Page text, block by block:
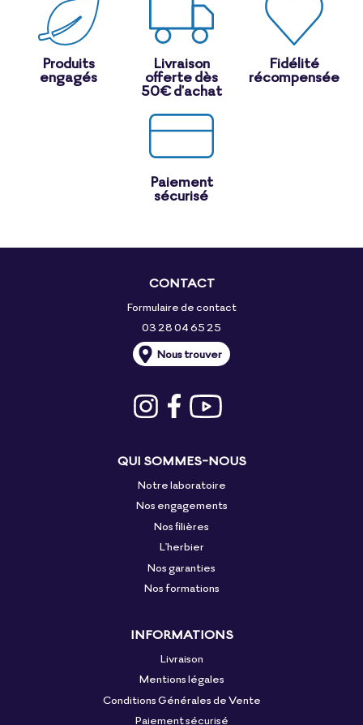
Produits
engagés
Livraison
offerte dès
50€ d'achat
Fidélité
récompensée
Paiement
sécurisé
CONTACT
Formulaire de contact
03 28 04 65 25
Nous trouver
QUI SOMMES-NOUS
Notre laboratoire
Nos engagements
Nos filières
L'herbier
Nos garanties
Nos formations
INFORMATIONS
Livraison
Mentions légales
Conditions Générales de Vente
Paiement sécurisé